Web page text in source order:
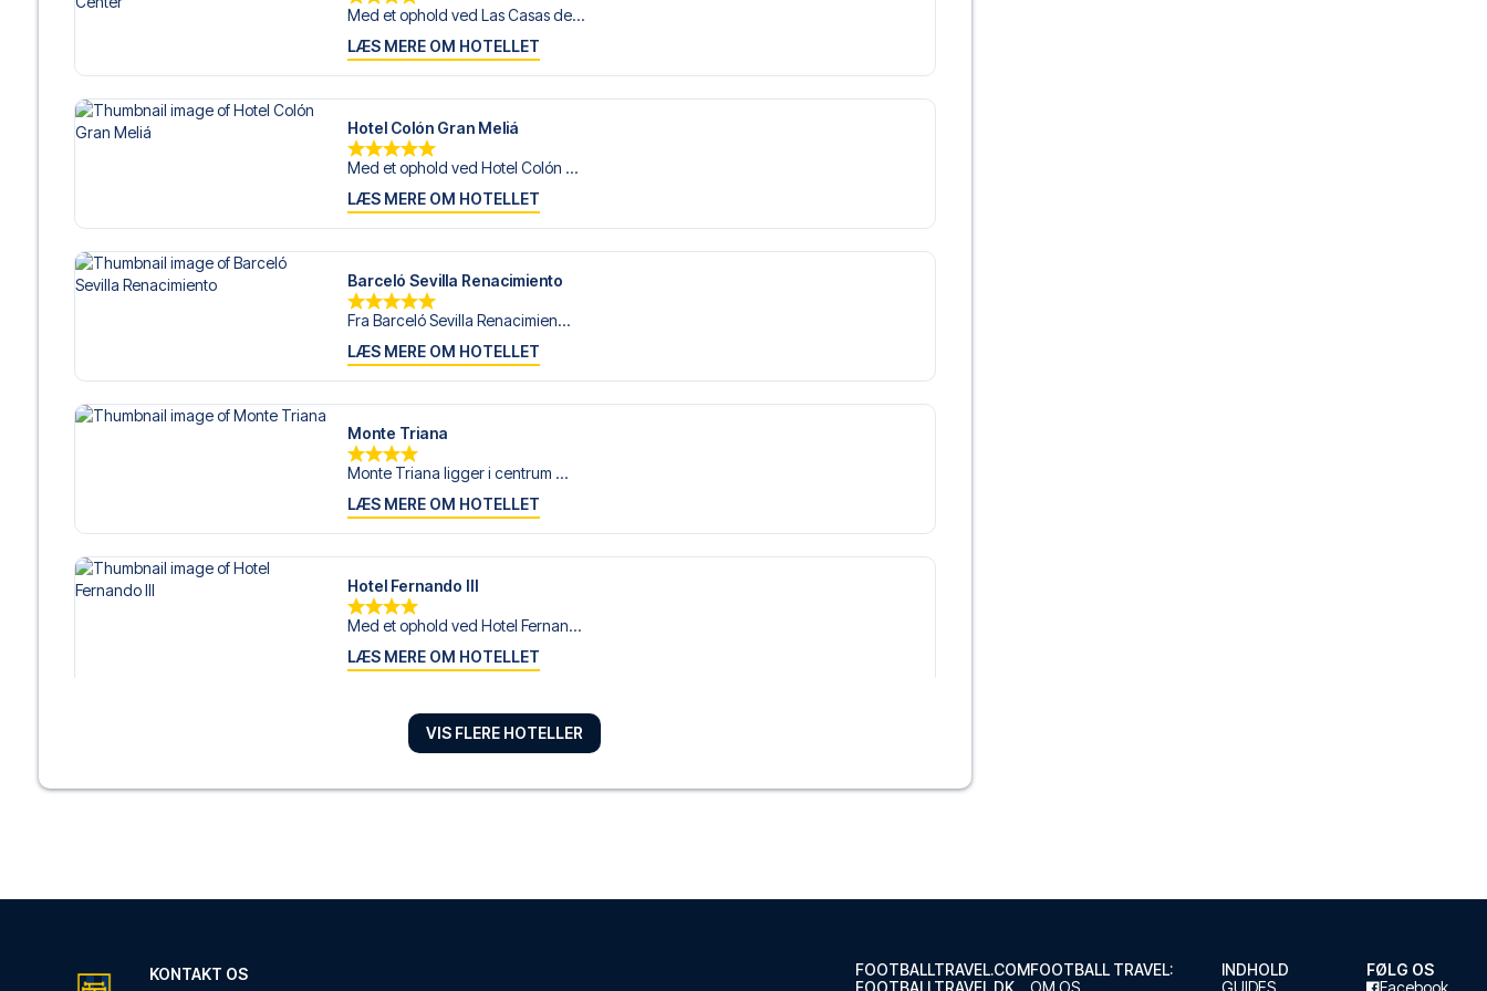
Med et ophold ved Las Casas de...
LÆS MERE OM HOTELLET
Hotel Colón Gran Meliá
Med et ophold ved Hotel Colón ...
LÆS MERE OM HOTELLET
Barceló Sevilla Renacimiento
Fra Barceló Sevilla Renacimien...
LÆS MERE OM HOTELLET
Monte Triana
Monte Triana ligger i centrum ...
LÆS MERE OM HOTELLET
Hotel Fernando III
Med et ophold ved Hotel Fernan...
LÆS MERE OM HOTELLET
Hotel Monte Carmelo
VIS FLERE HOTELLER
KONTAKT OS
FOOTBALLTRAVEL.COMFOOTBALL TRAVEL:
INDHOLD
FØLG OS